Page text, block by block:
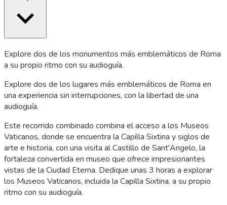
Explore dos de los monumentos más emblemáticos de Roma
a su propio ritmo con su audioguía.
Explore dos de los lugares más emblemáticos de Roma en
una experiencia sin interrupciones, con la libertad de una
audioguía.
Este recorrido combinado combina el acceso a los Museos
Vaticanos, donde se encuentra la Capilla Sixtina y siglos de
arte e historia, con una visita al Castillo de Sant'Angelo, la
fortaleza convertida en museo que ofrece impresionantes
vistas de la Ciudad Eterna. Dedique unas 3 horas a explorar
los Museos Vaticanos, incluida la Capilla Sixtina, a su propio
ritmo con su audioguía.